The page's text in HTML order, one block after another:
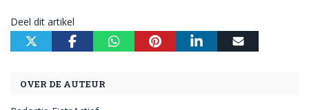
Deel dit artikel
OVER DE AUTEUR